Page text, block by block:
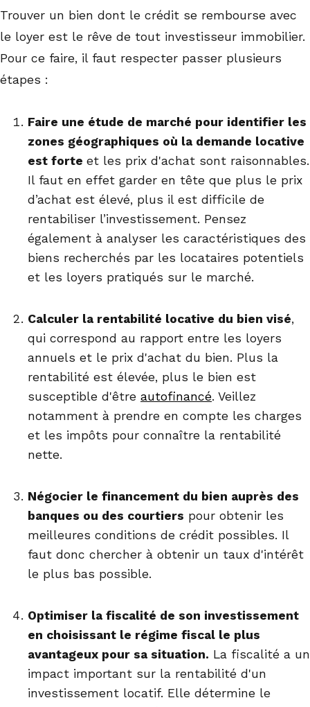
Trouver un bien dont le crédit se rembourse avec
le loyer est le rêve de tout investisseur immobilier.
Pour ce faire, il faut respecter passer plusieurs
étapes :
Faire une étude de marché pour identifier les
zones géographiques où la demande locative
est forte et les prix d'achat sont raisonnables.
Il faut en effet garder en tête que plus le prix
d’achat est élevé, plus il est difficile de
rentabiliser l’investissement. Pensez
également à analyser les caractéristiques des
biens recherchés par les locataires potentiels
et les loyers pratiqués sur le marché.
Calculer la rentabilité locative du bien visé,
qui correspond au rapport entre les loyers
annuels et le prix d'achat du bien. Plus la
rentabilité est élevée, plus le bien est
susceptible d'être autofinancé. Veillez
notamment à prendre en compte les charges
et les impôts pour connaître la rentabilité
nette.
Négocier le financement du bien auprès des
banques ou des courtiers pour obtenir les
meilleures conditions de crédit possibles. Il
faut donc chercher à obtenir un taux d'intérêt
le plus bas possible.
Optimiser la fiscalité de son investissement
en choisissant le régime fiscal le plus
avantageux pour sa situation. La fiscalité a un
impact important sur la rentabilité d'un
investissement locatif. Elle détermine le